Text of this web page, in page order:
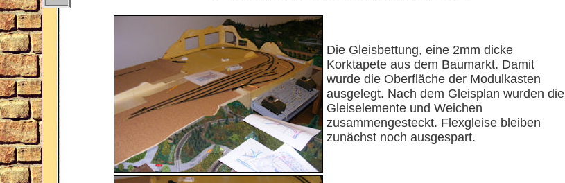
Die Gleisbettung, eine 2mm dicke
Korktapete aus dem Baumarkt. Damit
wurde die Oberfläche der Modulkasten
ausgelegt. Nach dem Gleisplan wurden die
Gleiselemente und Weichen
zusammengesteckt. Flexgleise bleiben
zunächst noch ausgespart.